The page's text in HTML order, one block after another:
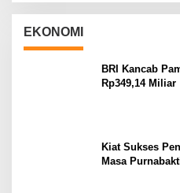
EKONOMI
BRI Kancab
Rp349,14 Miliar
Kiat Sukses
Masa